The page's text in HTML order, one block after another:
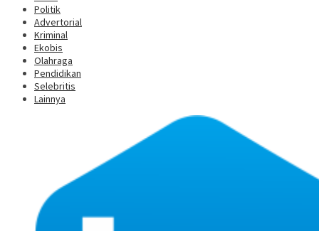
Politik
Advertorial
Kriminal
Ekobis
Olahraga
Pendidikan
Selebritis
Lainnya